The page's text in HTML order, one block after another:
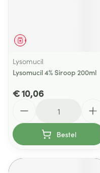
Geneesmiddel
Lysomucil
Lysomucil 4% Siroop 200ml
€ 10,06
Bestel